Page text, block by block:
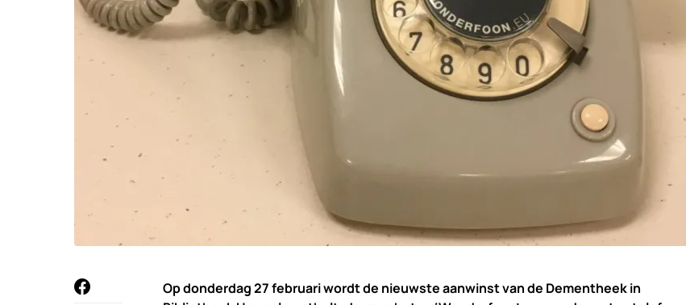
Op donderdag 27 februari wordt de nieuwste aanwinst van de Dementheek in